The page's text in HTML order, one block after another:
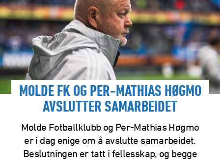
MOLDE FK OG PER-MATHIAS HØGMO
AVSLUTTER SAMARBEIDET
Molde Fotballklubb og Per-Mathias Høgmo
er i dag enige om å avslutte samarbeidet.
Beslutningen er tatt i fellesskap, og begge